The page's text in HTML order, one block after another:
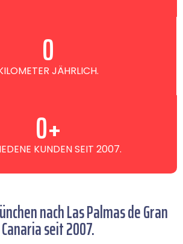
JÄHRLICH.
0
KUNDEN SEIT 2007.
0+
nach Las Palmas de Gran
Canaria seit 2007.